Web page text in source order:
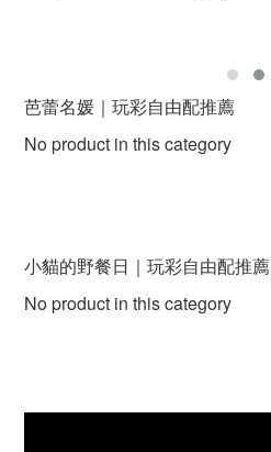
芭蕾名媛｜玩彩自由配推薦
No product in this category
小貓的野餐日｜玩彩自由配推薦
No product in this category